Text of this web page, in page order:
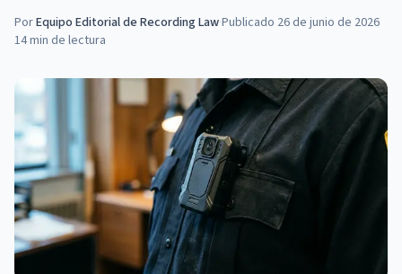
PorEquipo Editorial de Recording Law·Publicado 26 de junio de 2026
14min de lectura